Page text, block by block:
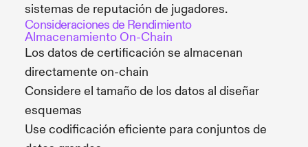
sistemas de reputación de jugadores.
Consideraciones de Rendimiento
Almacenamiento On-Chain
Los datos de certificación se almacenan
directamente on-chain
Considere el tamaño de los datos al diseñar
esquemas
Use codificación eficiente para conjuntos de